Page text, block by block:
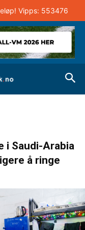
Vipps: 553476
i Saudi-Arabia
å ringe